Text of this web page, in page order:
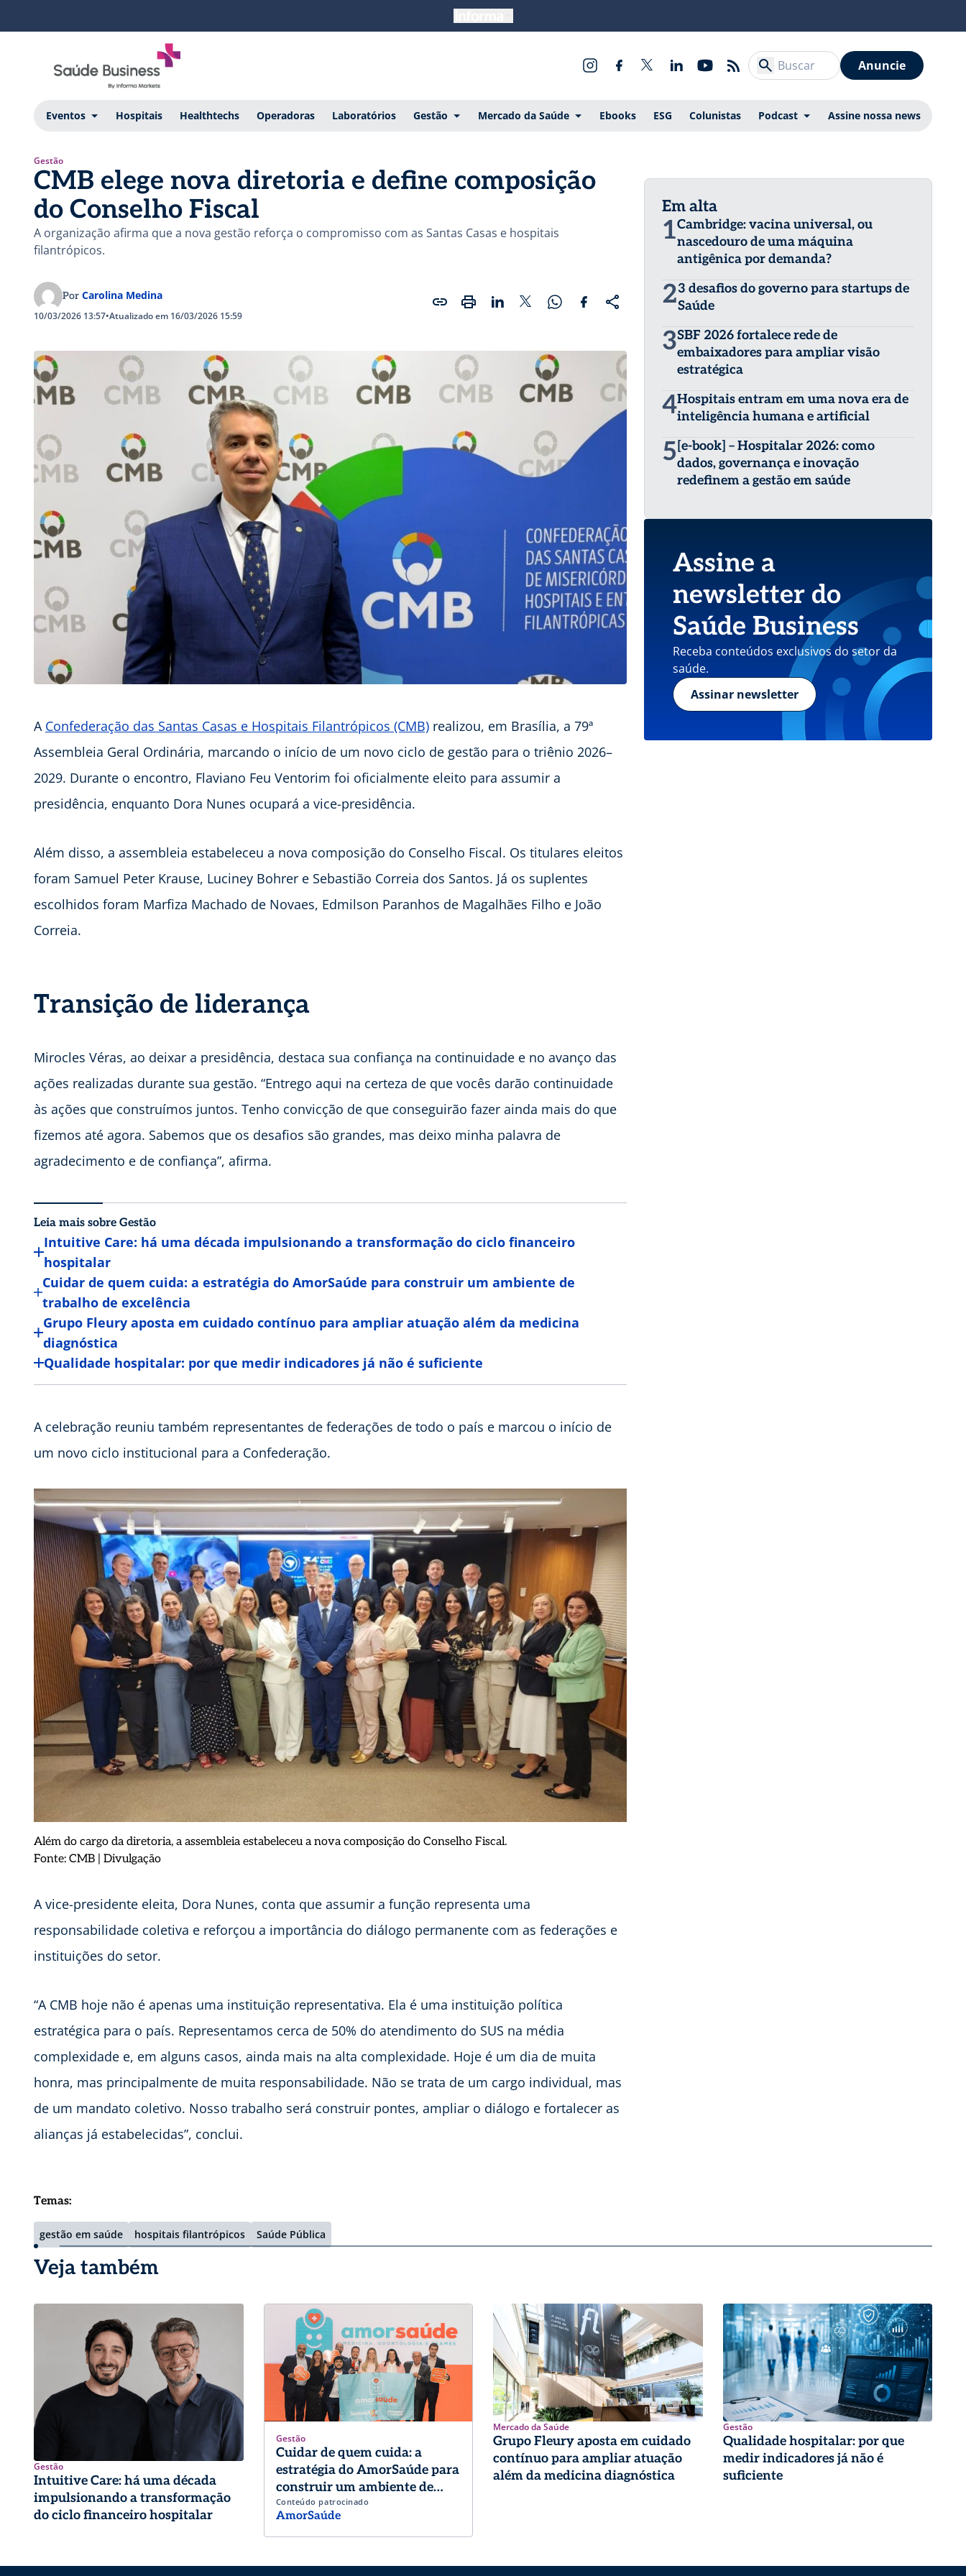
Anuncie
Eventos Hospitais Healthtechs Operadoras Laboratórios Gestão Mercado da Saúde Ebooks ESG Colunistas Podcast Assine nossa news
Gestão
CMB elege nova diretoria e define composição
do Conselho Fiscal
A organização afirma que a nova gestão reforça o compromisso com as Santas Casas e hospitais
filantrópicos.
Por Carolina Medina
10/03/2026 13:57•Atualizado em 16/03/2026 15:59
A Confederação das Santas Casas e Hospitais Filantrópicos (CMB) realizou, em Brasília, a 79ª
Assembleia Geral Ordinária, marcando o início de um novo ciclo de gestão para o triênio 2026–
2029. Durante o encontro, Flaviano Feu Ventorim foi oficialmente eleito para assumir a
presidência, enquanto Dora Nunes ocupará a vice-presidência.
Além disso, a assembleia estabeleceu a nova composição do Conselho Fiscal. Os titulares eleitos
foram Samuel Peter Krause, Luciney Bohrer e Sebastião Correia dos Santos. Já os suplentes
escolhidos foram Marfiza Machado de Novaes, Edmilson Paranhos de Magalhães Filho e João
Correia.
Transição de liderança
Mirocles Véras, ao deixar a presidência, destaca sua confiança na continuidade e no avanço das
ações realizadas durante sua gestão. “Entrego aqui na certeza de que vocês darão continuidade
às ações que construímos juntos. Tenho convicção de que conseguirão fazer ainda mais do que
fizemos até agora. Sabemos que os desafios são grandes, mas deixo minha palavra de
agradecimento e de confiança”, afirma.
Leia mais sobre Gestão
Intuitive Care: há uma década impulsionando a transformação do ciclo financeiro
hospitalar
Cuidar de quem cuida: a estratégia do AmorSaúde para construir um ambiente de
trabalho de excelência
Grupo Fleury aposta em cuidado contínuo para ampliar atuação além da medicina
diagnóstica
Qualidade hospitalar: por que medir indicadores já não é suficiente
A celebração reuniu também representantes de federações de todo o país e marcou o início de
um novo ciclo institucional para a Confederação.
Além do cargo da diretoria, a assembleia estabeleceu a nova composição do Conselho Fiscal.
Fonte: CMB | Divulgação
A vice-presidente eleita, Dora Nunes, conta que assumir a função representa uma
responsabilidade coletiva e reforçou a importância do diálogo permanente com as federações e
instituições do setor.
“A CMB hoje não é apenas uma instituição representativa. Ela é uma instituição política
estratégica para o país. Representamos cerca de 50% do atendimento do SUS na média
complexidade e, em alguns casos, ainda mais na alta complexidade. Hoje é um dia de muita
honra, mas principalmente de muita responsabilidade. Não se trata de um cargo individual, mas
de um mandato coletivo. Nosso trabalho será construir pontes, ampliar o diálogo e fortalecer as
alianças já estabelecidas”, conclui.
Temas:
gestão em saúde hospitais filantrópicos Saúde Pública
Em alta
1Cambridge: vacina universal, ou
nascedouro de uma máquina
antigênica por demanda?
23 desafios do governo para startups de
Saúde
3SBF 2026 fortalece rede de
embaixadores para ampliar visão
estratégica
4Hospitais entram em uma nova era de
inteligência humana e artificial
5 [e-book] – Hospitalar 2026: como
dados, governança e inovação
redefinem a gestão em saúde
Assine a
newsletter do
Saúde Business
Receba conteúdos exclusivos do setor da
saúde.
Assinar newsletter
Veja também
Gestão
Intuitive Care: há uma década
impulsionando a transformação
do ciclo financeiro hospitalar
Gestão
Cuidar de quem cuida: a
estratégia do AmorSaúde para
construir um ambiente de
trabalho de excelência
Conteúdo patrocinado
AmorSaúde
Mercado da Saúde
Grupo Fleury aposta em cuidado
contínuo para ampliar atuação
além da medicina diagnóstica
Gestão
Qualidade hospitalar: por que
medir indicadores já não é
suficiente